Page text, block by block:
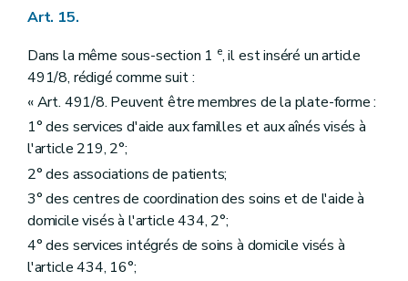
Art. 15.
Dans la même sous-section 1 e, il est inséré un article
491/8, rédigé comme suit :
« Art. 491/8. Peuvent être membres de la plate-forme :
1° des services d'aide aux familles et aux aînés visés à
l'article 219, 2°;
2° des associations de patients;
3° des centres de coordination des soins et de l'aide à
domicile visés à l'article 434, 2°;
4° des services intégrés de soins à domicile visés à
l'article 434, 16°;